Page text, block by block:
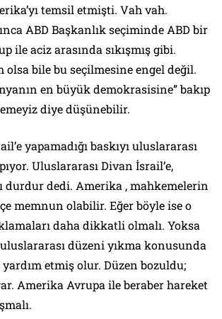
temsil etmişti. Vah vah.
ABD Başkanlık seçiminde ABD bir
ile aciz arasında sıkışmış gibi.
bile bu seçilmesine engel değil.
en büyük demokrasisine” bakıp
diye düşünebilir.
yapamadığı baskıyı uluslararası
Uluslararası Divan İsrail’e,
durdur dedi. Amerika , mahkemelerin
memnun olabilir. Eğer böyle ise o
daha dikkatli olmalı. Yoksa
düzeni yıkma konusunda
yardım etmiş olur. Düzen bozuldu;
Amerika Avrupa ile beraber hareket